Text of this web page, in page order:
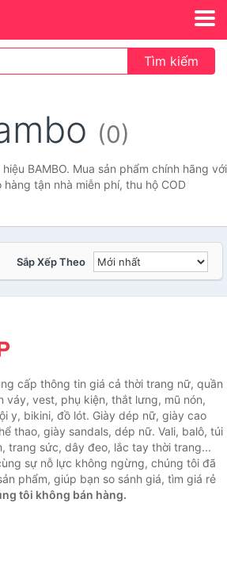
Tìm kiếm
(0)
BAMBO. Mua sản phẩm chính hãng với
tận nhà miễn phí, thu hộ COD
Sắp Xếp Theo
cấp thông tin giá cả thời trang nữ, quần
váy, vest, phụ kiện, thắt lưng, mũ nón,
y, bikini, đồ lót. Giày dép nữ, giày cao
thao, giày sandals, dép nữ. Vali, balô, túi
trang sức, dây đeo, lắc tay thời trang...
sự nỗ lực không ngừng, chúng tôi đã
phẩm, giúp bạn so sánh giá, tìm giá rẻ
tôi không bán hàng.